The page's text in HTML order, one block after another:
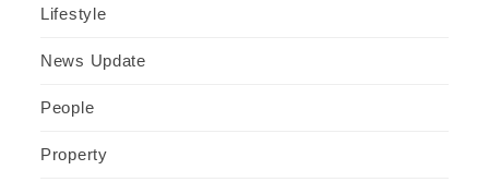
Lifestyle
News Update
People
Property